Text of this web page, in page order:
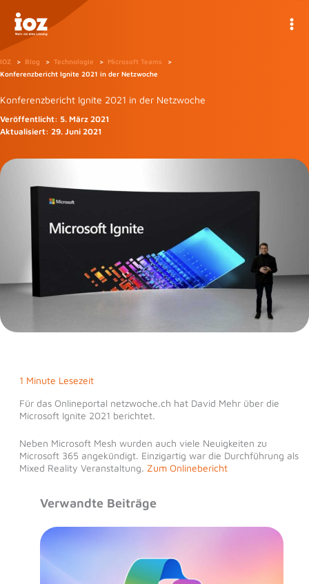
Inhalt
springen
IOZ Blog Technologie
Microsoft Teams
Konferenzbericht Ignite 2021 in der Netzwoche
Konferenzbericht Ignite 2021 in der Netzwoche
Veröffentlicht: 5. März 2021
Aktualisiert: 29. Juni 2021
1 Minute Lesezeit
Für das Onlineportal netzwoche.ch hat David Mehr über die
Microsoft Ignite 2021 berichtet.
Neben Microsoft Mesh wurden auch viele Neuigkeiten zu
Microsoft 365 angekündigt. Einzigartig war die Durchführung als
Mixed Reality Veranstaltung. Zum Onlinebericht
Verwandte Beiträge